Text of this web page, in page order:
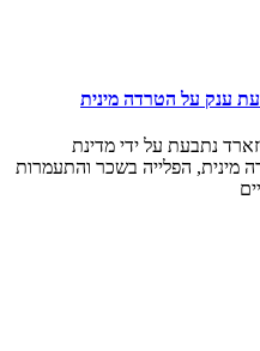
ענק על הטרדה מינית
נתבעת על ידי מדינת
מינית, הפלייה בשכר והתעמרות